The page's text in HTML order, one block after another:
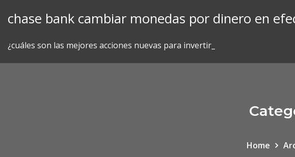
chase bank cambiar monedas por dinero en
¿cuáles son las mejores acciones nuevas para invertir_
Home